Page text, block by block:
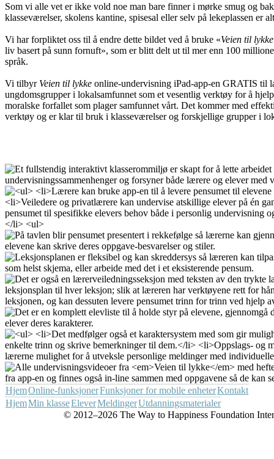
Som vi alle vet er ikke vold noe man bare finner i mørke smug og
klasseværelser, skolens kantine, spisesal eller selv på lekeplassen er
Vi har forpliktet oss til å endre dette bildet ved å bruke «Veien til
liv basert på sunn fornuft», som er blitt delt ut til mer enn 100
språk.
Vi tilbyr Veien til lykke online-undervisning iPad-app-en GRATIS til
ungdomsgrupper i lokalsamfunnet som et vesentlig verktøy for å
moralske forfallet som plager samfunnet vårt. Det kommer med
verktøy og er klar til bruk i klasseværelser og forskjellige grupper i
HjemOnline-funksjonerFunksjoner for mobile enheterKontakt
HjemMin klasseEleverMeldingerUtdanningsmaterialer
© 2012–2026 The Way to Happiness Foundation